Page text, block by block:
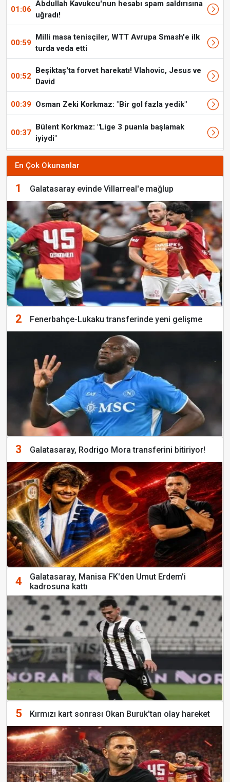
01:06
Abdullah Kavukcu'nun hesabı spam saldırısına
uğradı!
00:59
Milli masa tenisçiler, WTT Avrupa Smash'e ilk
turda veda etti
00:52
Beşiktaş'ta forvet harekatı! Vlahovic, Jesus ve
David
00:39 Osman Zeki Korkmaz: "Bir gol fazla yedik"
00:37
Bülent Korkmaz: "Lige 3 puanla başlamak
iyiydi"
En Çok Okunanlar
1 Galatasaray evinde Villarreal'e mağlup
2 Fenerbahçe-Lukaku transferinde yeni gelişme
3 Galatasaray, Rodrigo Mora transferini bitiriyor!
4
Galatasaray, Manisa FK'den Umut Erdem'i
kadrosuna kattı
5 Kırmızı kart sonrası Okan Buruk'tan olay hareket